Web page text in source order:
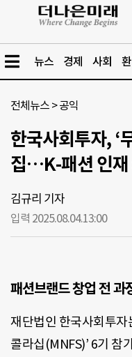
뉴스 경제 사회
전체뉴스 >공익
한국사회투자, ‘
집…K-패션 인재
김규리 기자
입력 2025.08.04.13:00
패션브랜드 창업 전 과
재단법인 한국사회투자
콜라십(MNFS)’ 6기 참